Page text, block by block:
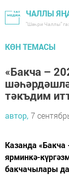
ЧАЛЛЫ
"Шәһри Чаллы"
КӨН ТЕМАСЫ
«Бакча –
тәкъдим
автор, 7
Казанда
ярминкә-
бакчачылары